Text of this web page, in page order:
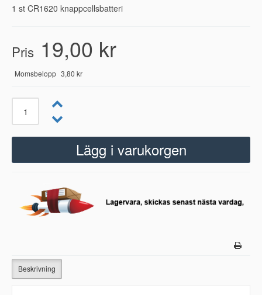
1 st CR1620 knappcellsbatteri
Pris 19,00 kr
Momsbelopp 3,80 kr
Beskrivning